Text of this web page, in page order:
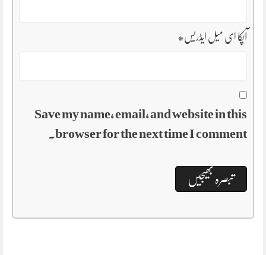
آپکا ای میل ایڈریس*
Save my name, email, and website in this
browser for the next time I comment.